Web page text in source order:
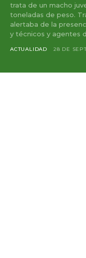
trata de un macho
toneladas de peso.
alertaba de la
y técnicos y agentes
ACTUALIDAD 28 DE